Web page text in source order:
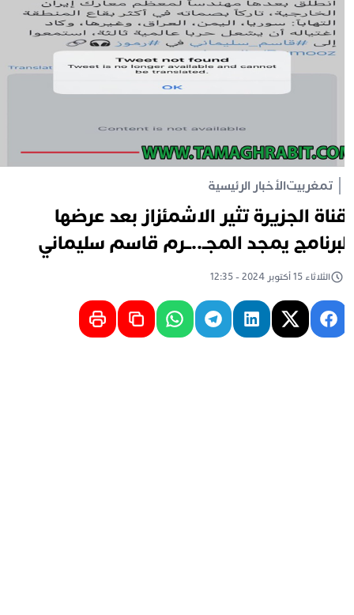
تمغربيتالأخبار الرئيسية
الجزيرة تثير الاشمئزاز بعد عرضها
يمجد المجـ..ــرم قاسم سليماني
الثلاثاء 15 أكتوبر 2024 - 12:35